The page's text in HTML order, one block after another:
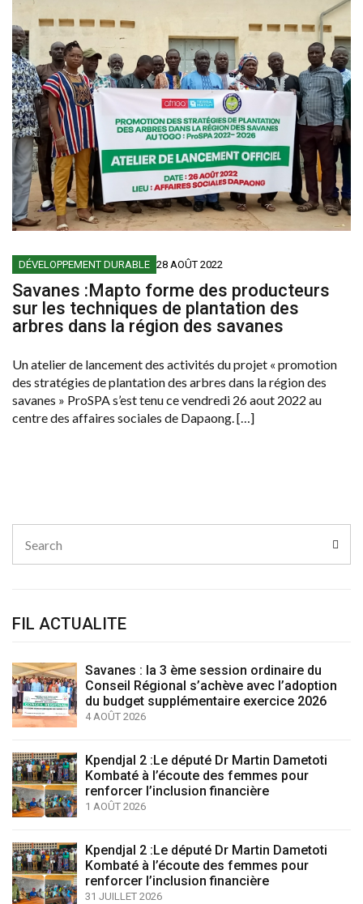
DÉVELOPPEMENT DURABLE 28 AOÛT 2022
Savanes :Mapto forme des producteurs
sur les techniques de plantation des
arbres dans la région des savanes
Un atelier de lancement des activités du projet « promotion
des stratégies de plantation des arbres dans la région des
savanes » ProSPA s’est tenu ce vendredi 26 aout 2022 au
centre des affaires sociales de Dapaong. […]
for:
FIL ACTUALITE
Savanes : la 3 ème session ordinaire du
Conseil Régional s’achève avec l’adoption
du budget supplémentaire exercice 2026
4 AOÛT 2026
Kpendjal 2 :Le député Dr Martin Dametoti
Kombaté à l’écoute des femmes pour
renforcer l’inclusion financière
1 AOÛT 2026
Kpendjal 2 :Le député Dr Martin Dametoti
Kombaté à l’écoute des femmes pour
renforcer l’inclusion financière
31 JUILLET 2026